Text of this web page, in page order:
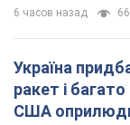
6 часов назад
Україна
ракет і
США